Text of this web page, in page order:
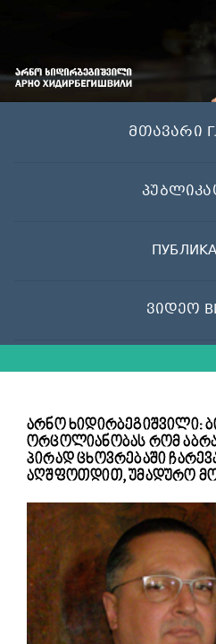
მთავარი
ვიდეო
არნო ხიდირბეგიშვილი:
ორცოლიანობას რომ
პირად ცხოვრებაში
აღშფოთდით, უმადურო